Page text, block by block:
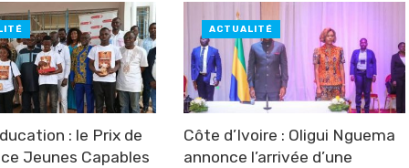
: le Prix de
Jeunes Capables
Côte d’Ivoire : Oligui Nguema
annonce l’arrivée d’une
ACTUALITÉ